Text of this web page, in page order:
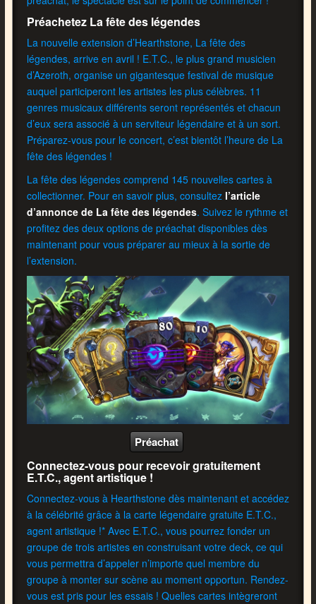
Préachetez La fête des légendes
La nouvelle extension d’Hearthstone, La fête des
légendes, arrive en avril ! E.T.C., le plus grand musicien
d’Azeroth, organise un gigantesque festival de musique
auquel participeront les artistes les plus célèbres. 11
genres musicaux différents seront représentés et chacun
d’eux sera associé à un serviteur légendaire et à un sort.
Préparez-vous pour le concert, c’est bientôt l’heure de La
fête des légendes !
La fête des légendes comprend 145 nouvelles cartes à
collectionner. Pour en savoir plus, consultez l’article
d’annonce de La fête des légendes. Suivez le rythme et
profitez des deux options de préachat disponibles dès
maintenant pour vous préparer au mieux à la sortie de
l’extension.
Préachat
Connectez-vous pour recevoir gratuitement
E.T.C., agent artistique !
Connectez-vous à Hearthstone dès maintenant et accédez
à la célébrité grâce à la carte légendaire gratuite E.T.C.,
agent artistique !* Avec E.T.C., vous pourrez fonder un
groupe de trois artistes en construisant votre deck, ce qui
vous permettra d’appeler n’importe quel membre du
groupe à monter sur scène au moment opportun. Rendez-
vous est pris pour les essais ! Quelles cartes intègreront